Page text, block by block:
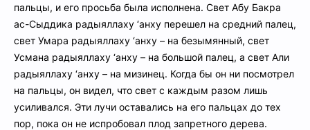
пальцы, и его просьба была исполнена. Свет Абу Бакра
ас-Сыддика радыяллаху ‘анху перешел на средний палец,
свет Умара радыяллаху ‘анху – на безымянный, свет
Усмана радыяллаху ‘анху – на большой палец, а свет Али
радыяллаху ‘анху – на мизинец. Когда бы он ни посмотрел
на пальцы, он видел, что свет с каждым разом лишь
усиливался. Эти лучи оставались на его пальцах до тех
пор, пока он не испробовал плод запретного дерева.